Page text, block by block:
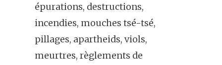
épurations, destructions,
incendies, mouches tsé-tsé,
pillages, apartheids, viols,
meurtres, règlements de